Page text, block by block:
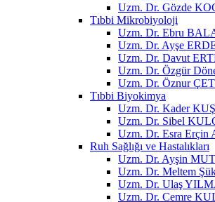
Uzm. Dr. Gözde
Tıbbi Mikrobiyoloji
Uzm. Dr. Ebru
Uzm. Dr. Ayşe
Uzm. Dr. Davut
Uzm. Dr. Özgür
Uzm. Dr. Öznur
Tıbbi Biyokimya
Uzm. Dr. Kader
Uzm. Dr. Sibel
Uzm. Dr. Esra
Ruh Sağlığı ve Hastalıkları
Uzm. Dr. Ayşin
Uzm. Dr. Meltem
Uzm. Dr. Ulaş
Uzm. Dr. Cemre